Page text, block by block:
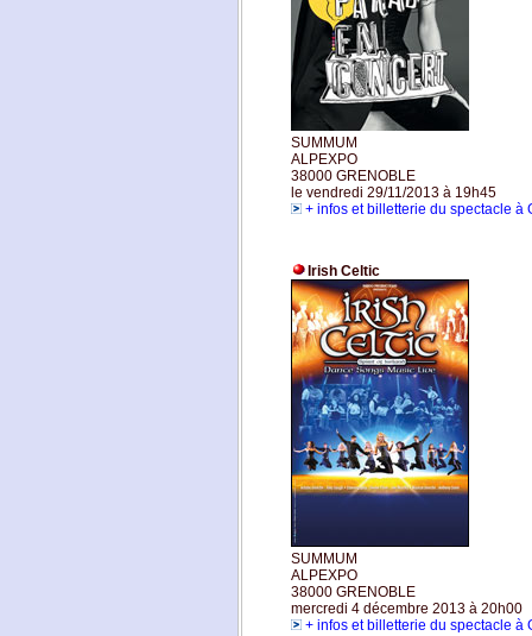
SUMMUM
ALPEXPO
38000 GRENOBLE
le vendredi 29/11/2013 à 19h45
+ infos et billetterie du spectacle à
Irish Celtic
SUMMUM
ALPEXPO
38000 GRENOBLE
mercredi 4 décembre 2013 à 20h00
+ infos et billetterie du spectacle à